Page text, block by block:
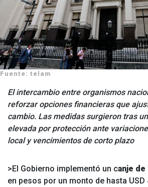
Fuente: telam
El intercambio entre organismos
reforzar opciones financieras que
cambio. Las medidas surgieron tras
elevada por protección ante
local y vencimientos de corto plazo
>El Gobierno implementó un canje
en pesos por un monto de hasta